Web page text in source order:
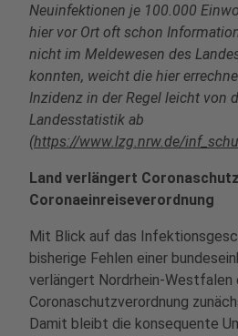
Neuinfektionen je 100.000
hier vor Ort oft schon
nicht im Meldewesen des
konnten, weicht die hier
Inzidenz in der Regel leicht von
Landesstatistik ab
(https://www.lzg.nrw.de/
Land verlängert
Coronaeinreiseverordnung
Mit Blick auf das
bisherige Fehlen einer
verlängert Nordrhein-Westfalen
Coronaschutzverordnung
Damit bleibt die konsequente